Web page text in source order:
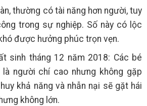
thường có tài năng hơn người, tuy
trong sự nghiệp. Số này có lộc
được hưởng phúc trọn vẹn.
sinh tháng 12 năm 2018: Các bé
người chí cao nhưng không gặp
khả năng và nhẫn nại sẽ gặt hái
không lớn.